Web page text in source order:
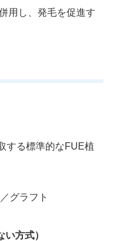
用し、発毛を促進す
する標準的なFUE植
グラフト
方式）